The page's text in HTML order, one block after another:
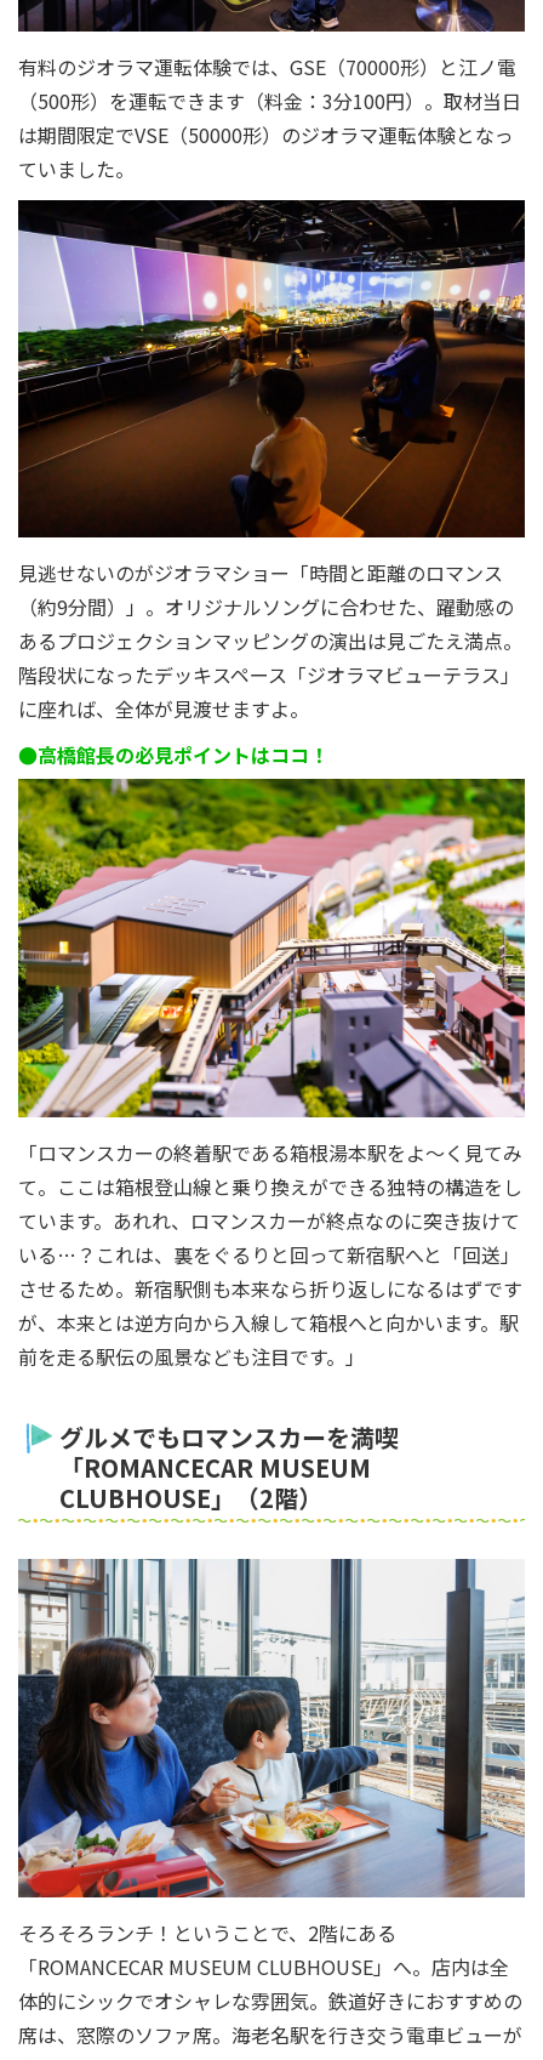
有料のジオラマ運転体験では、GSE（70000形）と江ノ電
（500形）を運転できます（料金：3分100円）。取材当日
は期間限定でVSE（50000形）のジオラマ運転体験となっ
ていました。
見逃せないのがジオラマショー「時間と距離のロマンス
（約9分間）」。オリジナルソングに合わせた、躍動感の
あるプロジェクションマッピングの演出は見ごたえ満点。
階段状になったデッキスペース「ジオラマビューテラス」
に座れば、全体が見渡せますよ。
●高橋館長の必見ポイントはココ！
「ロマンスカーの終着駅である箱根湯本駅をよ～く見てみ
て。ここは箱根登山線と乗り換えができる独特の構造をし
ています。あれれ、ロマンスカーが終点なのに突き抜けて
いる…？これは、裏をぐるりと回って新宿駅へと「回送」
させるため。新宿駅側も本来なら折り返しになるはずです
が、本来とは逆方向から入線して箱根へと向かいます。駅
前を走る駅伝の風景なども注目です。」
グルメでもロマンスカーを満喫
「ROMANCECAR MUSEUM
CLUBHOUSE」（2階）
そろそろランチ！ということで、2階にある
「ROMANCECAR MUSEUM CLUBHOUSE」へ。店内は全
体的にシックでオシャレな雰囲気。鉄道好きにおすすめの
席は、窓際のソファ席。海老名駅を行き交う電車ビューが